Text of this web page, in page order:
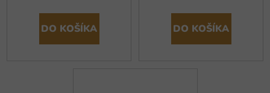
DO KOŠÍKA DO KOŠÍKA